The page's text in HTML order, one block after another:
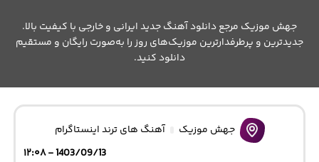
جهش موزیک مرجع دانلود آهنگ جدید ایرانی و خارجی با کیفیت بالا.
جدیدترین و پرطرفدارترین موزیک‌های روز را به‌صورت رایگان و مستقیم
دانلود کنید.
جهش موزیک
آهنگ های ترند اینستاگرام
1403/09/13 - ۱۲:۰۸